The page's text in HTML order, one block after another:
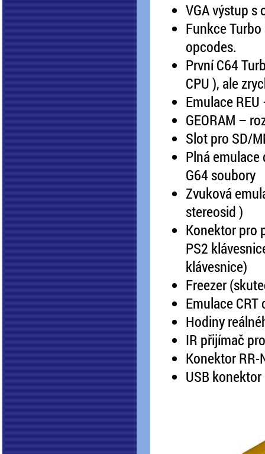
VGA výstup s
Funkce
opcodes.
První C64
CPU ), ale
Emulace
GEORAM –
Slot pro SD/
Plná
G64 soubory
Zvuková
stereosid )
Konektor pro
PS2
klávesnice)
Freezer
Emulace
Hodiny
IR přijímač
Konektor RR-
USB